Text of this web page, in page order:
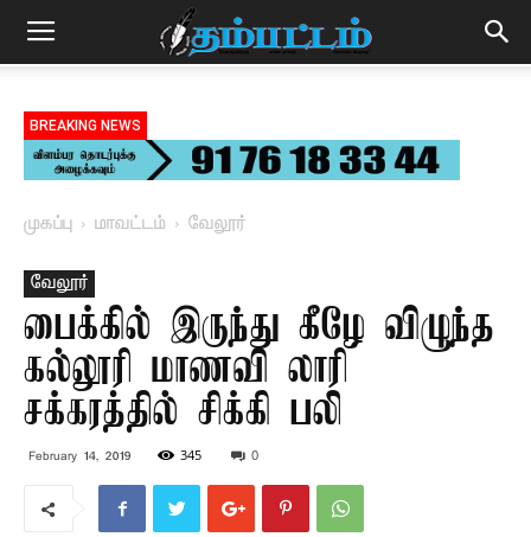
BREAKING NEWS
முகப்பு மாவட்டம் வேலூர்
வேலூர்
பைக்கில் இருந்து கீழே விழுந்த
கல்லூரி மாணவி லாரி
சக்கரத்தில் சிக்கி பலி
February 14, 2019 345 0